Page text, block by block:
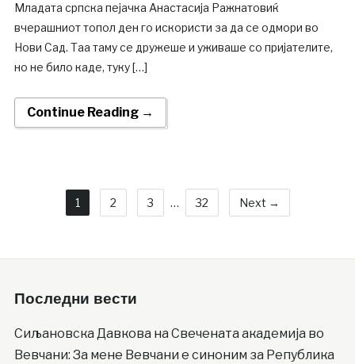
Младата српска пејачка Анастасија Ражнатовиќ
вчерашниот топол ден го искористи за да се одмори во
Нови Сад. Таа таму се дружеше и уживаше со пријателите,
но не било каде, туку […]
Continue Reading →
1 2 3 … 32 Next →
Последни вести
Сиљановска Давкова на Свечената академија во
Вевчани: За мене Вевчани е синоним за Република